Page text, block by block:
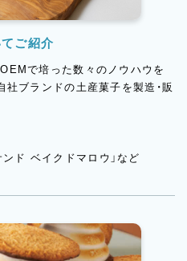
ご紹介
で培った数々のノウハウを
社ブランドの土産菓子を製造・販
ンド ベイクドマロウ」など